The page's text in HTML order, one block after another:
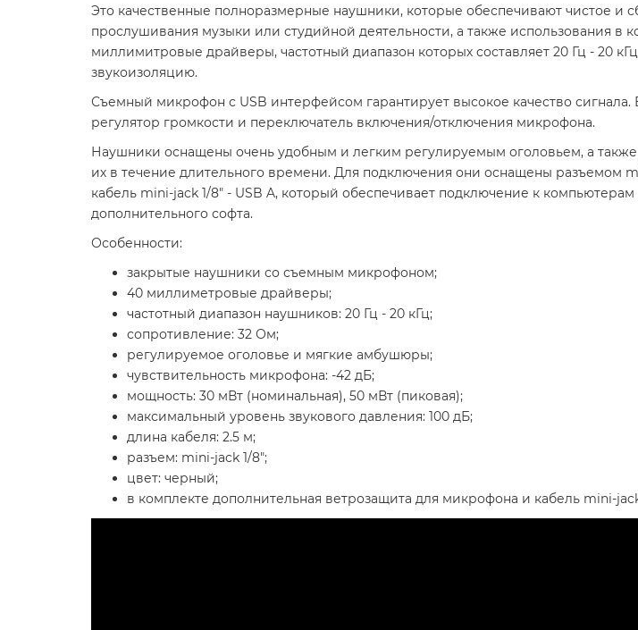
Это качественные полноразмерные наушники, которые обеспечивают чистое и
прослушивания музыки или студийной деятельности, а также использования в
миллимитровые драйверы, частотный диапазон которых составляет 20 Гц - 20
звукоизоляцию.
Съемный микрофон с USB интерфейсом гарантирует высокое качество
регулятор громкости и переключатель включения/отключения микрофона.
Наушники оснащены очень удобным и легким регулируемым оголовьем, а
их в течение длительного времени. Для подключения они оснащены разъемом
кабель mini-jack 1/8" - USB A, который обеспечивает подключение к
дополнительного софта.
Особенности:
закрытые наушники со съемным микрофоном;
40 миллиметровые драйверы;
частотный диапазон наушников: 20 Гц - 20 кГц;
сопротивление: 32 Ом;
регулируемое оголовье и мягкие амбушюры;
чувствительность микрофона: -42 дБ;
мощность: 30 мВт (номинальная), 50 мВт (пиковая);
максимальный уровень звукового давления: 100 дБ;
длина кабеля: 2.5 м;
разъем: mini-jack 1/8";
цвет: черный;
в комплекте дополнительная ветрозащита для микрофона и кабель mini-